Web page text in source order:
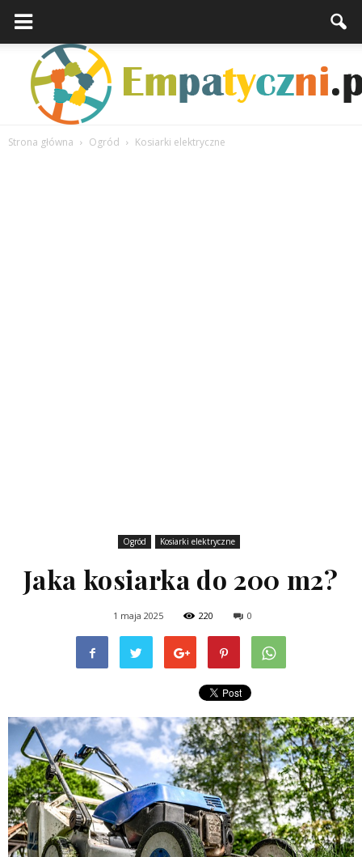
Strona główna Ogród Kosiarki elektryczne
Ogród Kosiarki elektryczne
Jaka kosiarka do 200 m2?
1 maja 2025 220 0